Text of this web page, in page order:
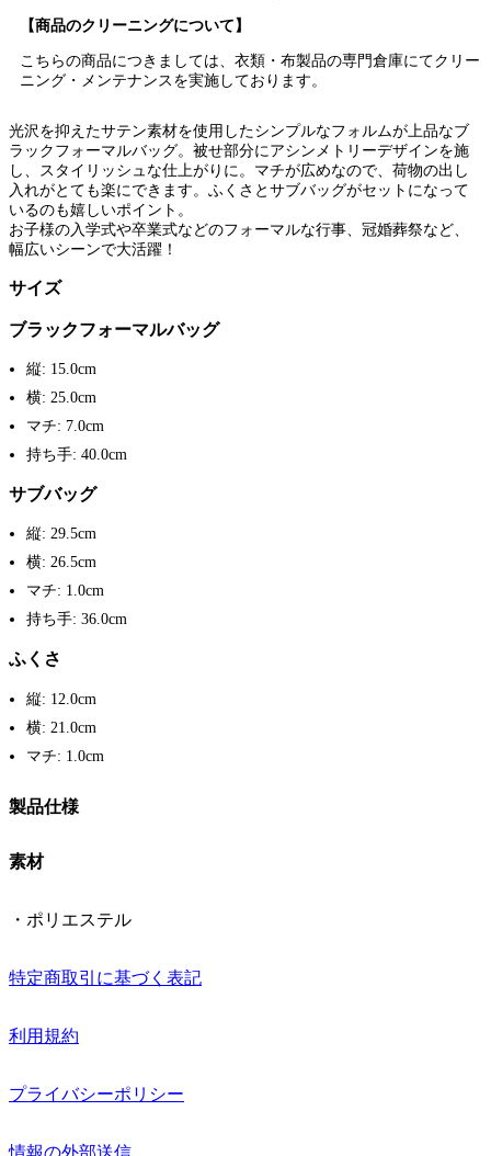
【商品のクリーニングについて】
こちらの商品につきましては、衣類・布製品の専門倉庫にてクリー
ニング・メンテナンスを実施しております。
光沢を抑えたサテン素材を使用したシンプルなフォルムが上品なブ
ラックフォーマルバッグ。被せ部分にアシンメトリーデザインを施
し、スタイリッシュな仕上がりに。マチが広めなので、荷物の出し
入れがとても楽にできます。ふくさとサブバッグがセットになって
いるのも嬉しいポイント。
お子様の入学式や卒業式などのフォーマルな行事、冠婚葬祭など、
幅広いシーンで大活躍！
サイズ
ブラックフォーマルバッグ
縦: 15.0cm
横: 25.0cm
マチ: 7.0cm
持ち手: 40.0cm
サブバッグ
縦: 29.5cm
横: 26.5cm
マチ: 1.0cm
持ち手: 36.0cm
ふくさ
縦: 12.0cm
横: 21.0cm
マチ: 1.0cm
製品仕様
素材
・ポリエステル
特定商取引に基づく表記
利用規約
プライバシーポリシー